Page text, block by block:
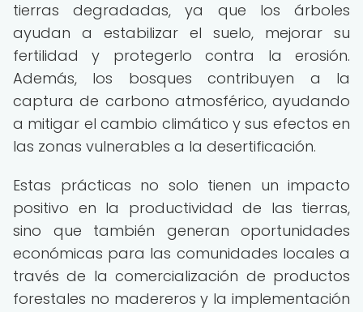
tierras degradadas, ya que los árboles
ayudan a estabilizar el suelo, mejorar su
fertilidad y protegerlo contra la erosión.
Además, los bosques contribuyen a la
captura de carbono atmosférico, ayudando
a mitigar el cambio climático y sus efectos en
las zonas vulnerables a la desertificación.
Estas prácticas no solo tienen un impacto
positivo en la productividad de las tierras,
sino que también generan oportunidades
económicas para las comunidades locales a
través de la comercialización de productos
forestales no madereros y la implementación